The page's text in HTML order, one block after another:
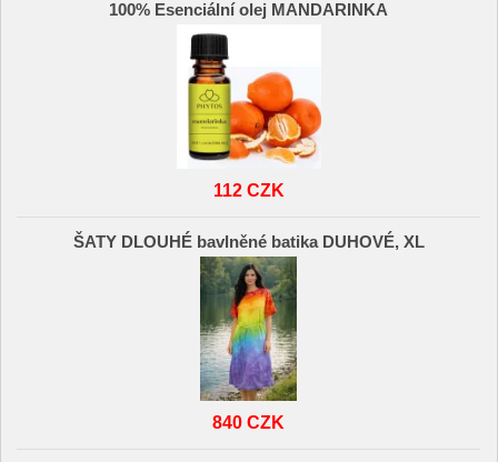
100% Esenciální olej MANDARINKA
112 CZK
ŠATY DLOUHÉ bavlněné batika DUHOVÉ, XL
840 CZK